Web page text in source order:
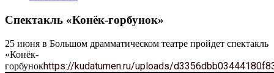
Спектакль «Конёк-горбунок»
25 июня в Большом драмматическом театре пройдет спектакль
«Конёк-
горбунокhttps://kudatumen.ru/uploads/